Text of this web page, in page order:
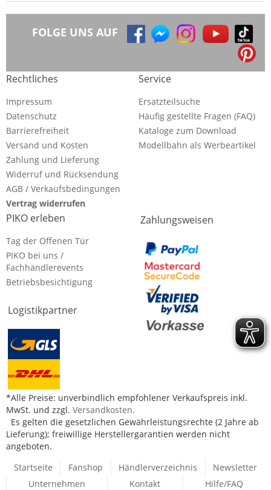
FOLGE UNS AUF
Rechtliches
Impressum
Datenschutz
Barrierefreiheit
Versand und Kosten
Zahlung und Lieferung
Widerruf und Rücksendung
AGB / Verkaufsbedingungen
Vertrag widerrufen
Service
Ersatzteilsuche
Häufig gestellte Fragen (FAQ)
Kataloge zum Download
Modellbahn als Werbeartikel
PIKO erleben
Tag der Offenen Tür
PIKO bei uns /
Fachhändlerevents
Betriebsbesichtigung
Logistikpartner
Zahlungsweisen
*Alle Preise: unverbindlich empfohlener Verkaufspreis inkl.
MwSt. und zzgl. Versandkosten.
Es gelten die gesetzlichen Gewährleistungsrechte (2 Jahre ab
Lieferung); freiwillige Herstellergarantien werden nicht
angeboten.
Startseite
Fanshop Händlerverzeichnis
Newsletter
Unternehmen
Kontakt Hilfe/FAQ